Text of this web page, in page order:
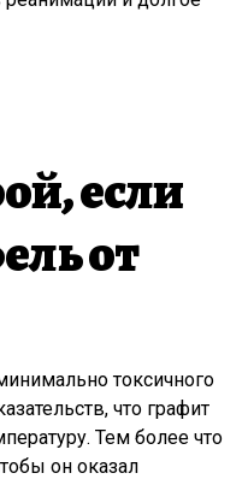
если
от
токсичного
что графит
Тем более что
он оказал